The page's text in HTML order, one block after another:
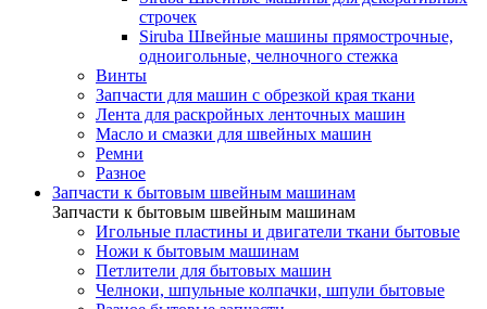
строчек
Siruba Швейные машины прямострочные,
одноигольные, челночного стежка
Винты
Запчасти для машин с обрезкой края ткани
Лента для раскройных ленточных машин
Масло и смазки для швейных машин
Ремни
Разное
Запчасти к бытовым швейным машинам
Запчасти к бытовым швейным машинам
Игольные пластины и двигатели ткани бытовые
Ножи к бытовым машинам
Петлители для бытовых машин
Челноки, шпульные колпачки, шпули бытовые